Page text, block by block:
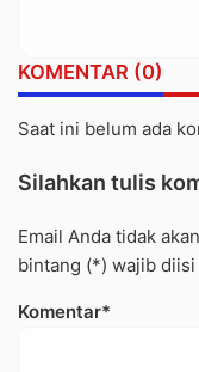
KOMENTAR (0)
Saat ini belum ada
Silahkan tulis
Email Anda tidak
bintang (*) wajib diisi
Komentar*